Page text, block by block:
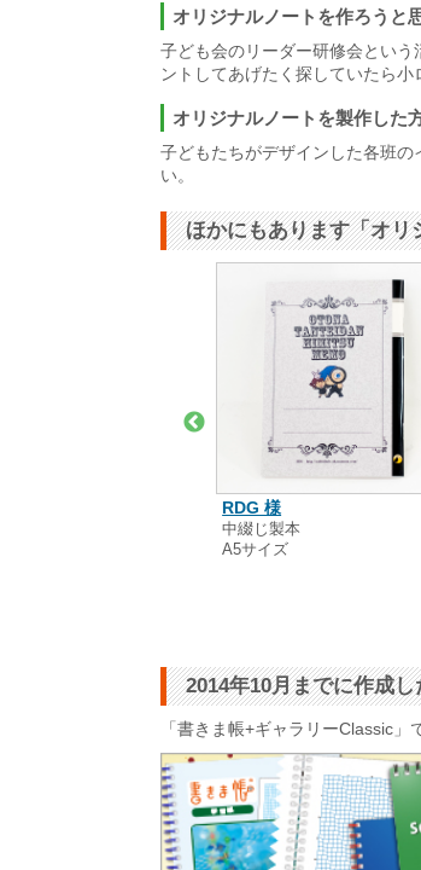
オリジナルノートを作ろうと
子ども会のリーダー研修会とい
ントしてあげたく探していたら
オリジナルノートを製作した
子どもたちがデザインした各班
い。
ほかにもあります「オリ
RDG 様
中綴じ製本
A5サイズ
2014年10月までに作成
「書きま帳+ギャラリーClassic